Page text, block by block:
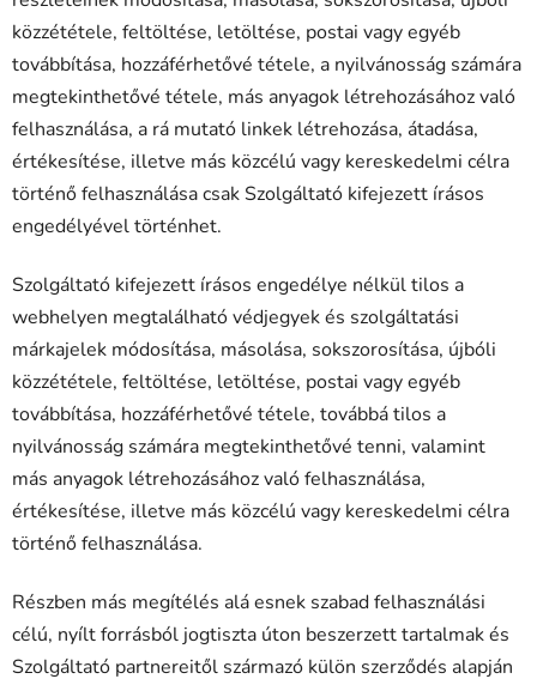
közzététele, feltöltése, letöltése, postai vagy egyéb
továbbítása, hozzáférhetővé tétele, a nyilvánosság számára
megtekinthetővé tétele, más anyagok létrehozásához való
felhasználása, a rá mutató linkek létrehozása, átadása,
értékesítése, illetve más közcélú vagy kereskedelmi célra
történő felhasználása csak Szolgáltató kifejezett írásos
engedélyével történhet.
Szolgáltató kifejezett írásos engedélye nélkül tilos a
webhelyen megtalálható védjegyek és szolgáltatási
márkajelek módosítása, másolása, sokszorosítása, újbóli
közzététele, feltöltése, letöltése, postai vagy egyéb
továbbítása, hozzáférhetővé tétele, továbbá tilos a
nyilvánosság számára megtekinthetővé tenni, valamint
más anyagok létrehozásához való felhasználása,
értékesítése, illetve más közcélú vagy kereskedelmi célra
történő felhasználása.
Részben más megítélés alá esnek szabad felhasználási
célú, nyílt forrásból jogtiszta úton beszerzett tartalmak és
Szolgáltató partnereitől származó külön szerződés alapján